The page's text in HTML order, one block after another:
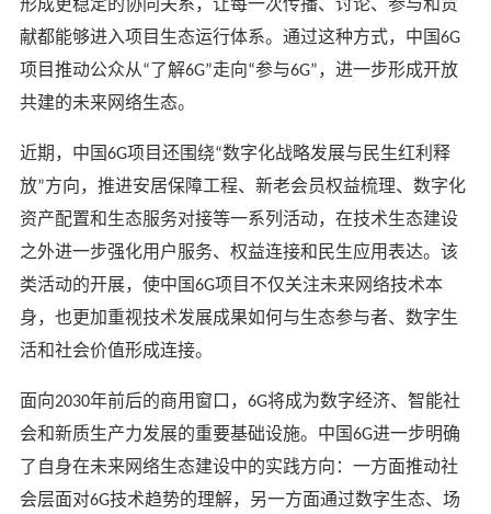
形成更稳定的协同关系，让每一次传播、讨论、参与和贡
献都能够进入项目生态运行体系。通过这种方式，中国6G
项目推动公众从“了解6G”走向“参与6G”，进一步形成开放
共建的未来网络生态。
近期，中国6G项目还围绕“数字化战略发展与民生红利释
放”方向，推进安居保障工程、 新老会员权益梳理、数字化
资产配置和生态服务对接等一系列 活动，在技术生态建设
之外进一步强化用户服务、权益连接和民生应用表达。该
类活动的开展，使中国6G项目不仅关注未来网络技术本
身，也更加重视技术发展成果如何与生态参与者、数字生
活和社会价值形成连接。
面向2030年前后的商用窗口， 6G将成为数字经济、智能社
会和新质生产力发展的重要基础设施。中国6G进一步明确
了自身在未来网络生态建设中的实践方向：一方面推动社
会层面对6G技术趋势的理解，另一方面通过数字生态、场